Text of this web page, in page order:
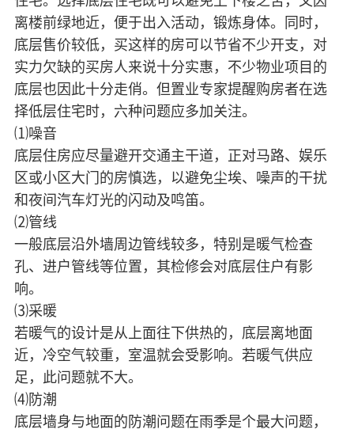
离楼前绿地近，便于出入活动，锻炼身体。同时，
底层售价较低，买这样的房可以节省不少开支，对
实力欠缺的买房人来说十分实惠，不少物业项目的
底层也因此十分走俏。但置业专家提醒购房者在选
择低层住宅时，六种问题应多加关注。
⑴噪音
底层住房应尽量避开交通主干道，正对马路、娱乐
区或小区大门的房慎选，以避免尘埃、噪声的干扰
和夜间汽车灯光的闪动及鸣笛。
⑵管线
一般底层沿外墙周边管线较多，特别是暖气检查
孔、进户管线等位置，其检修会对底层住户有影
响。
⑶采暖
若暖气的设计是从上面往下供热的，底层离地面
近，冷空气较重，室温就会受影响。若暖气供应
足，此问题就不大。
⑷防潮
底层墙身与地面的防潮问题在雨季是个最大问题，